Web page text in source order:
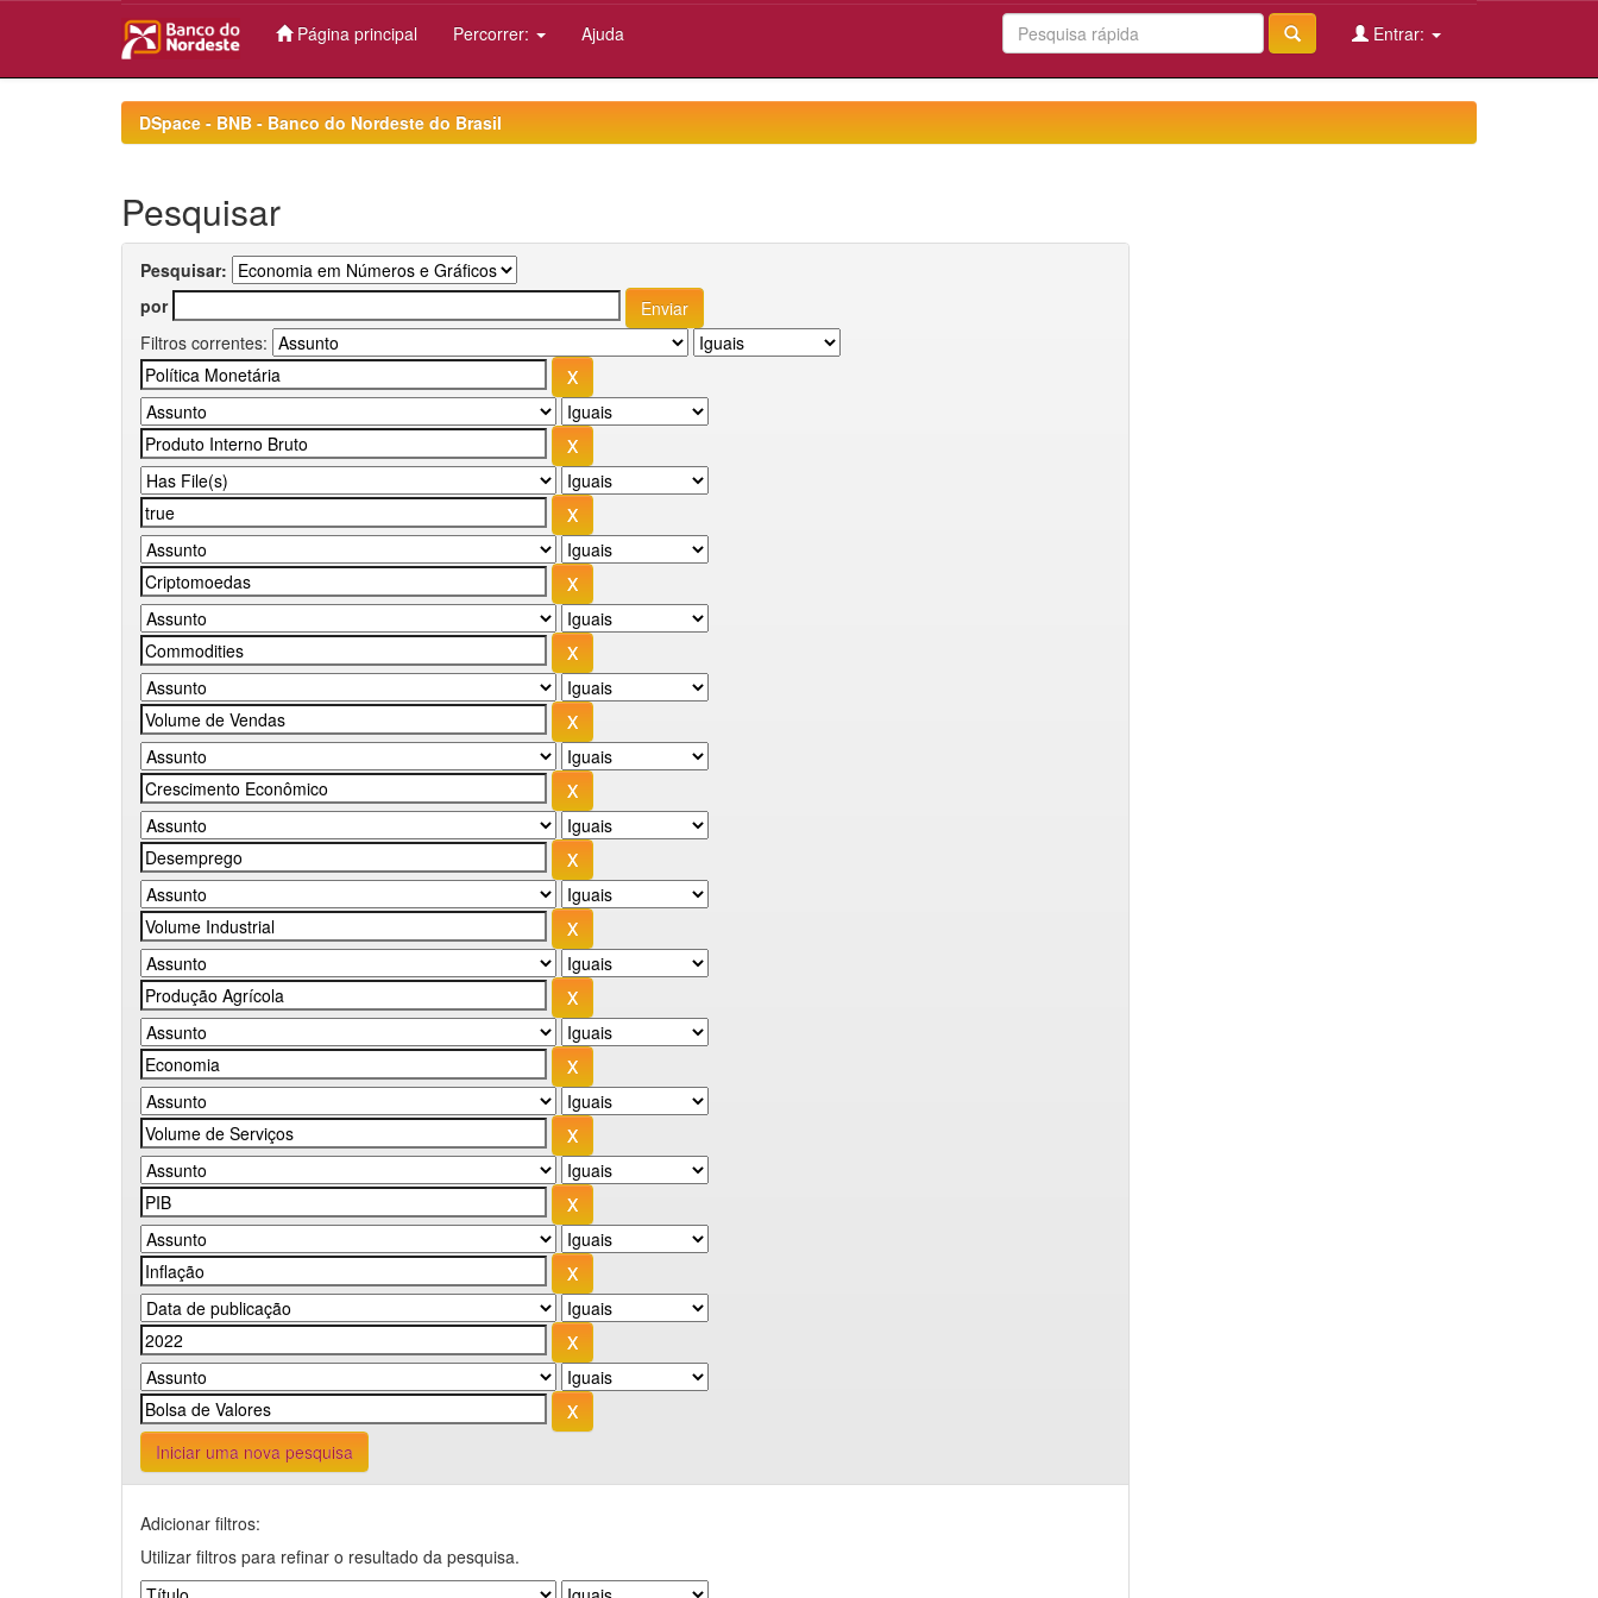
Página principal Percorrer: Ajuda Entrar:
DSpace - BNB - Banco do Nordeste do Brasil
Pesquisar
Pesquisar:
por
Filtros correntes:
Iniciar uma nova pesquisa
Adicionar filtros:
Utilizar filtros para refinar o resultado da pesquisa.